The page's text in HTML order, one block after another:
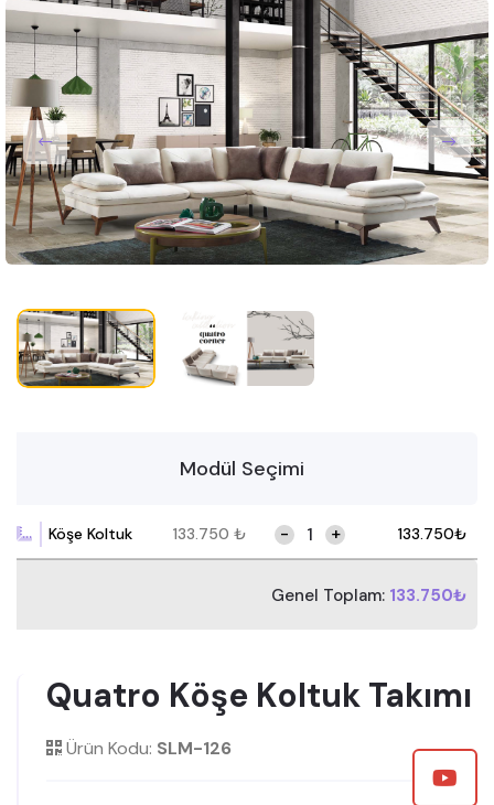
Modül Seçimi
Köşe Koltuk 133.750 ₺ - + 133.750₺
Genel Toplam: 133.750₺
Quatro Köşe Koltuk Takımı
Ürün Kodu: SLM-126